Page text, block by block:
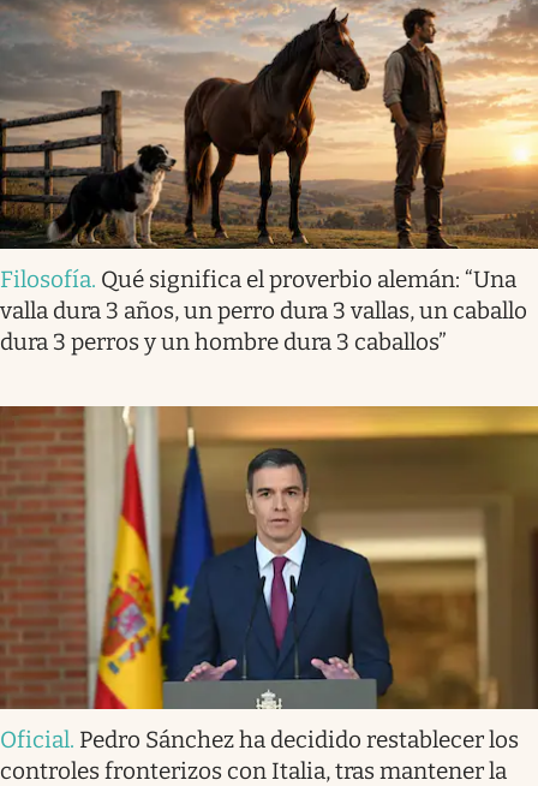
Filosofía. Qué significa el proverbio alemán: “Una
valla dura 3 años, un perro dura 3 vallas, un caballo
dura 3 perros y un hombre dura 3 caballos”
Oficial. Pedro Sánchez ha decidido restablecer los
controles fronterizos con Italia, tras mantener la